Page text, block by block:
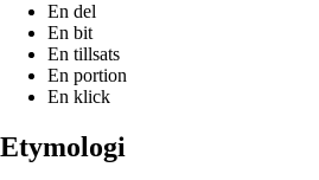
En del
En bit
En tillsats
En portion
En klick
Etymologi